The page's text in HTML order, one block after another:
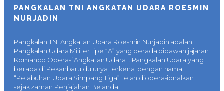
PANGKALAN TNI ANGKATAN UDARA ROESMIN
NURJADIN
Pangkalan TNI Angkatan Udara Roesmin Nurjadin adalah
Pangkalan Udara Militer tipe “A” yang berada dibawah jajaran
Komando Operasi Angkatan Udara I. Pangkalan Udara yang
berada di Pekanbaru dulunya terkenal dengan nama
“Pelabuhan Udara Simpang Tiga” telah dioperasionalkan
sejak zaman Penjajahan Belanda.